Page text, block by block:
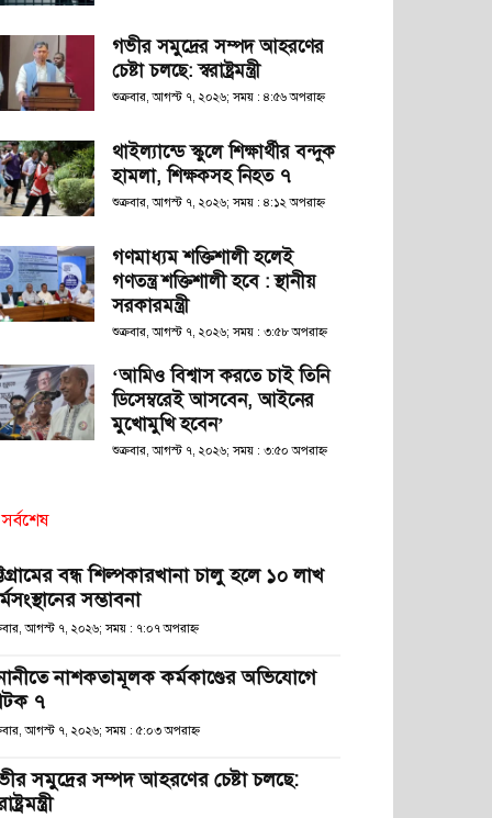
গভীর সমুদ্রের সম্পদ আহরণের
চেষ্টা চলছে: স্বরাষ্ট্রমন্ত্রী
শুক্রবার, আগস্ট ৭, ২০২৬; সময় : ৪:৫৬ অপরাহ্ণ
থাইল্যান্ডে স্কুলে শিক্ষার্থীর বন্দুক
হামলা, শিক্ষকসহ নিহত ৭
শুক্রবার, আগস্ট ৭, ২০২৬; সময় : ৪:১২ অপরাহ্ণ
গণমাধ্যম শক্তিশালী হলেই
গণতন্ত্র শক্তিশালী হবে : স্থানীয়
সরকারমন্ত্রী
শুক্রবার, আগস্ট ৭, ২০২৬; সময় : ৩:৫৮ অপরাহ্ণ
‘আমিও বিশ্বাস করতে চাই তিনি
ডিসেম্বরেই আসবেন, আইনের
মুখোমুখি হবেন’
শুক্রবার, আগস্ট ৭, ২০২৬; সময় : ৩:৫০ অপরাহ্ণ
সর্বশেষ
বন্ধ শিল্পকারখানা চালু হলে ১০ লাখ
সম্ভাবনা
আগস্ট ৭, ২০২৬; সময় : ৭:০৭ অপরাহ্ণ
নাশকতামূলক কর্মকাণ্ডের অভিযোগে
৭
আগস্ট ৭, ২০২৬; সময় : ৫:০৩ অপরাহ্ণ
সমুদ্রের সম্পদ আহরণের চেষ্টা চলছে: